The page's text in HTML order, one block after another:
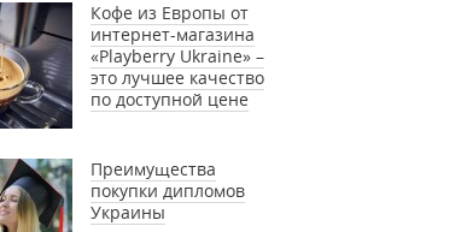
Кофе из Европы от
интернет-магазина
«Playberry Ukraine» –
это лучшее качество
по доступной цене
Преимущества
покупки дипломов
Украины